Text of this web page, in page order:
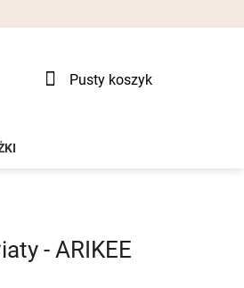
Koszyk
Pusty koszyk
- ARIKEE